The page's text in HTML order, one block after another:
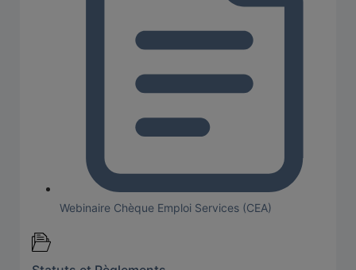
Webinaire Chèque Emploi Services (CEA)